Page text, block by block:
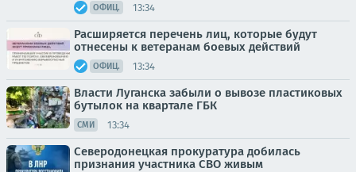
ОФИЦ. 13:34
Расширяется перечень лиц, которые будут
отнесены к ветеранам боевых действий
ОФИЦ. 13:34
Власти Луганска забыли о вывозе пластиковых
бутылок на квартале ГБК
СМИ 13:34
Северодонецкая прокуратура добилась
признания участника СВО живым